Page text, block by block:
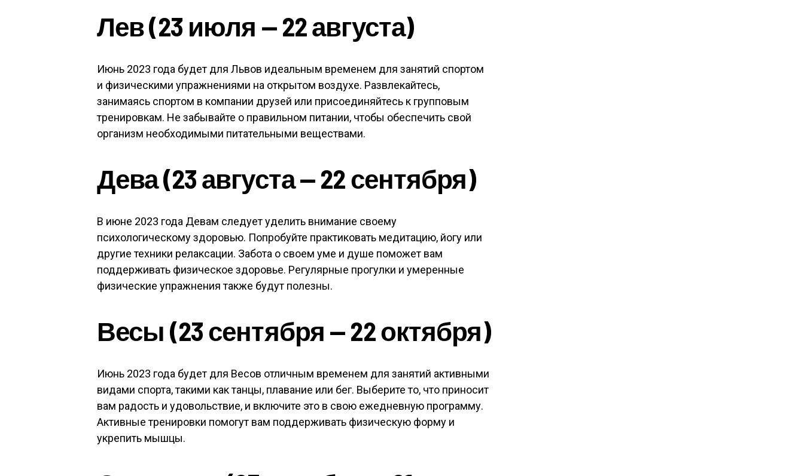
Лев (23 июля — 22 августа)
Июнь 2023 года будет для Львов идеальным временем для занятий спортом
и физическими упражнениями на открытом воздухе. Развлекайтесь,
занимаясь спортом в компании друзей или присоединяйтесь к групповым
тренировкам. Не забывайте о правильном питании, чтобы обеспечить свой
организм необходимыми питательными веществами.
Дева (23 августа — 22 сентября)
В июне 2023 года Девам следует уделить внимание своему
психологическому здоровью. Попробуйте практиковать медитацию, йогу или
другие техники релаксации. Забота о своем уме и душе поможет вам
поддерживать физическое здоровье. Регулярные прогулки и умеренные
физические упражнения также будут полезны.
Весы (23 сентября — 22 октября)
Июнь 2023 года будет для Весов отличным временем для занятий активными
видами спорта, такими как танцы, плавание или бег. Выберите то, что приносит
вам радость и удовольствие, и включите это в свою ежедневную программу.
Активные тренировки помогут вам поддерживать физическую форму и
укрепить мышцы.